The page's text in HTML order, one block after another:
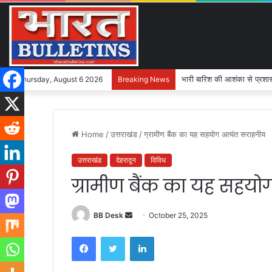
Thursday, August 6 2026 Breaking News भारी बारिश की आशंका से
Home /उत्तराखंड /ग्रामीण बैंक का यह सहयोग अत्यंत सराहनीय
उत्तराखंड देहरादून विविध
ग्रामीण बैंक का यह
BB Desk
d
October 25, 2025